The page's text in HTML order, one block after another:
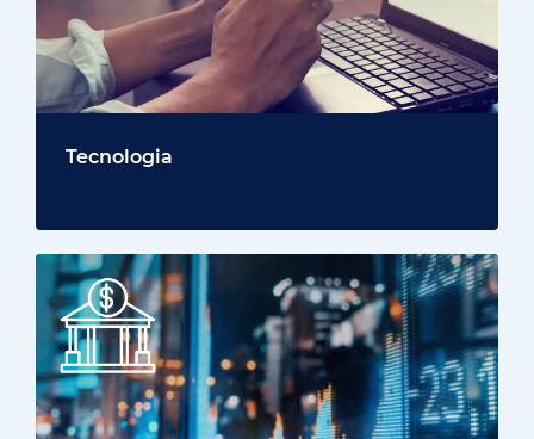
Tecnologia